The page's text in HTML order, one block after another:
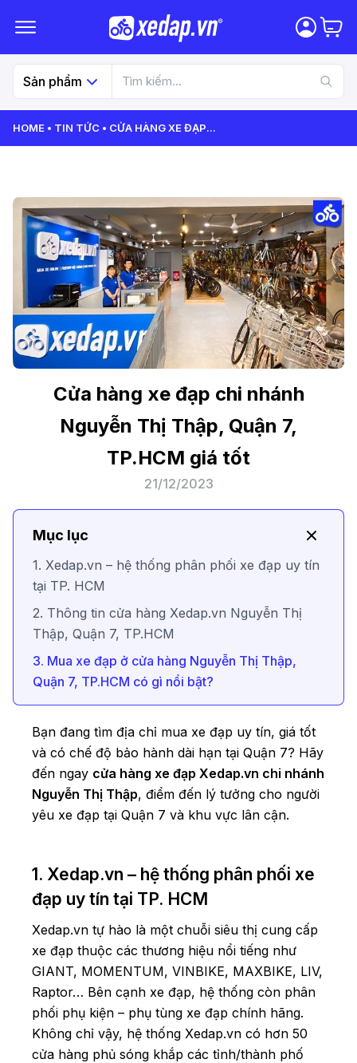
Sản phẩm
HOME TIN TỨC CỬA HÀNG XE ĐẠP...
Cửa hàng xe đạp chi nhánh
Nguyễn Thị Thập, Quận 7,
TP.HCM giá tốt
21/12/2023
Mục lục
1. Xedap.vn – hệ thống phân phối xe đạp uy tín
tại TP. HCM
2. Thông tin cửa hàng Xedap.vn Nguyễn Thị
Thập, Quận 7, TP.HCM
3. Mua xe đạp ở cửa hàng Nguyễn Thị Thập,
Quận 7, TP.HCM có gì nổi bật?
Bạn đang tìm địa chỉ mua xe đạp uy tín, giá tốt
và có chế độ bảo hành dài hạn tại Quận 7? Hãy
đến ngay cửa hàng xe đạp Xedap.vn chi nhánh
Nguyễn Thị Thập, điểm đến lý tưởng cho người
yêu xe đạp tại Quận 7 và khu vực lân cận.
1. Xedap.vn – hệ thống phân phối xe
đạp uy tín tại TP. HCM
Xedap.vn tự hào là một chuỗi siêu thị cung cấp
xe đạp thuộc các thương hiệu nổi tiếng như
GIANT, MOMENTUM, VINBIKE, MAXBIKE, LIV,
Raptor… Bên cạnh xe đạp, hệ thống còn phân
phối phụ kiện – phụ tùng xe đạp chính hãng.
Không chỉ vậy, hệ thống Xedap.vn có hơn 50
cửa hàng phủ sóng khắp các tỉnh/thành phố